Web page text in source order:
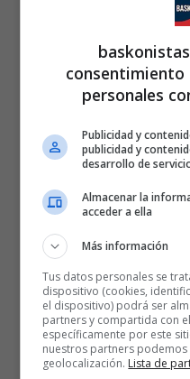
consentimiento
personales
Publicidad y
publicidad y
desarrollo de
Almacenar la
acceder a ella
Más información
Tus datos personales se
dispositivo (cookies,
el dispositivo) podrá ser
partners y compartida con
específicamente por este
nuestros partners
geolocalización. Lista de